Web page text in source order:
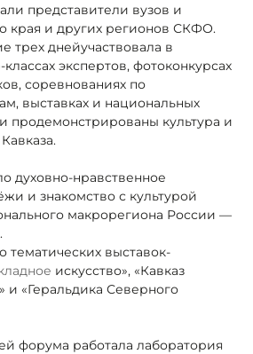
представители вузов и
края и других регионов СКФО.
трех днейучаствовала в
экспертов, фотоконкурсах
соревнованиях по
выставках и национальных
продемонстрированы культура и
духовно-нравственное
и знакомство с культурой
макрорегиона России —
тематических выставок-
искусство», «Кавказ
и «Геральдика Северного
форума работала лаборатория